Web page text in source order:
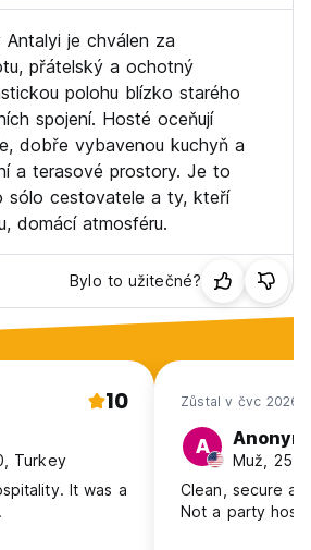
Antalyi je chválen za
přátelský a ochotný
polohu blízko starého
spojení. Hosté oceňují
dobře vybavenou kuchyň a
a terasové prostory. Je to
sólo cestovatele a ty, kteří
domácí atmosféru.
Bylo to užitečné?
10
Turkey
It was a
Zůstal v čvc 2026
A
Muž, 25-
Clean, secure
Not a party